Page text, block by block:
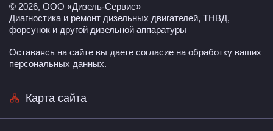
© 2026, ООО «Дизель-Сервис»
Диагностика и ремонт дизельных двигателей, ТНВД,
форсунок и другой дизельной аппаратуры
Оставаясь на сайте вы даете согласие на обработку ваших
персональных данных.
Карта сайта